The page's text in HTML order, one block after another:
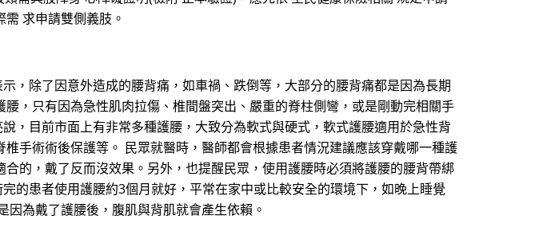
求申請雙側義肢。
，除了因意外造成的腰背痛，如車禍、跌倒等，大部分的腰背痛都是因為長期
，只有因為急性肌肉拉傷、椎間盤突出、嚴重的脊柱側彎，或是剛動完相關手
，目前市面上有非常多種護腰，大致分為軟式與硬式，軟式護腰適用於急性背
手術術後保護等。 民眾就醫時，醫師都會根據患者情況建議應該穿戴哪一種護
合的，戴了反而沒效果。另外，也提醒民眾，使用護腰時必須將護腰的腰背帶綁
的患者使用護腰約3個月就好，平常在家中或比較安全的環境下，如晚上睡覺
為戴了護腰後，腹肌與背肌就會產生依賴。